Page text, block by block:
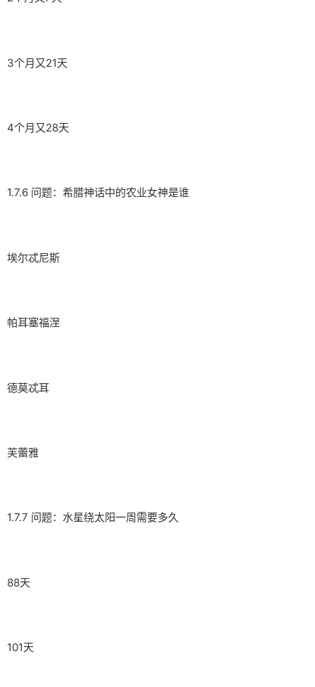
3个月又21天
4个月又28天
1.7.6 问题：希腊神话中的农业女神是谁
埃尔忒尼斯
帕耳塞福涅
德莫忒耳
芙蕾雅
1.7.7 问题：水星绕太阳一周需要多久
88天
101天